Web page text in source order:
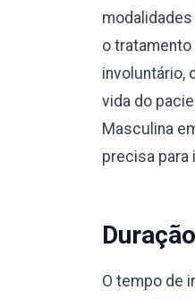
o
involuntário,
vida do
Masculina
precisa para
O tempo de